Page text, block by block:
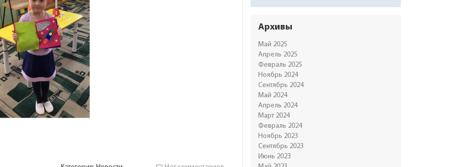
Архивы
Май 2025
Апрель 2025
Февраль 2025
Ноябрь 2024
Сентябрь 2024
Май 2024
Апрель 2024
Март 2024
Февраль 2024
Ноябрь 2023
Сентябрь 2023
Июнь 2023